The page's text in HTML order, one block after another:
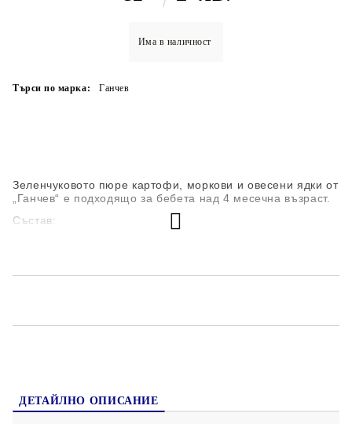
Има в наличност
Зеленчуковото пюре картофи, моркови и овесени ядки от
„Ганчев“ е подходящо за бебета над 4 месечна възраст.
Състав:
витамин С
добавена сол.
Търси по марка: Ганчев
ДЕТАЙЛНО ОПИСАНИЕ